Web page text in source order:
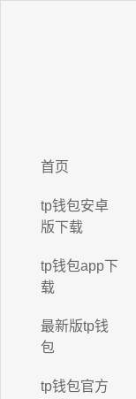
首页
tp钱包安卓
版下载
tp钱包app下
载
最新版tp钱
包
tp钱包官方